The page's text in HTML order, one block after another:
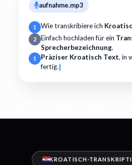
aufnahme.mp3
1 Wie transkribiere ich
2 Einfach hochladen für ein
Sprecherbezeichnung.
1 Präziser Kroatisch Text, in
fertig.
KROATISCH-